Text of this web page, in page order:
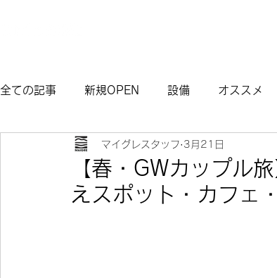
全ての記事 新規OPEN 設備 オススメ
マイグレ東京 お知らせ 観光モデルコー
観光モデルコース熱海 サウナ
【春・GWカップル
えスポット・カフェ
マイグレスタッフ 3月21日